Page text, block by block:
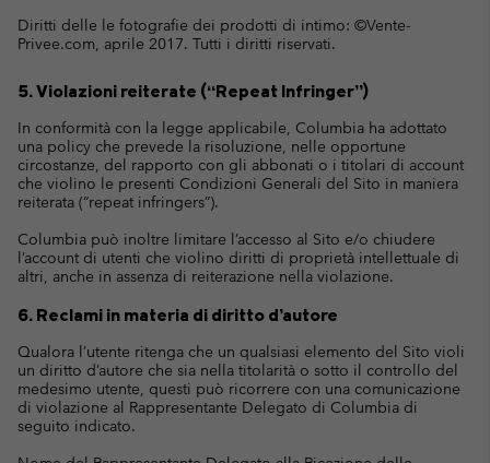
Diritti delle le fotografie dei prodotti di intimo: ©Vente-
Privee.com, aprile 2017. Tutti i diritti riservati.
5. Violazioni reiterate (“Repeat Infringer”)
In conformità con la legge applicabile, Columbia ha adottato
una policy che prevede la risoluzione, nelle opportune
circostanze, del rapporto con gli abbonati o i titolari di account
che violino le presenti Condizioni Generali del Sito in maniera
reiterata (“repeat infringers”).
Columbia può inoltre limitare l’accesso al Sito e/o chiudere
l’account di utenti che violino diritti di proprietà intellettuale di
altri, anche in assenza di reiterazione nella violazione.
6. Reclami in materia di diritto d’autore
Qualora l’utente ritenga che un qualsiasi elemento del Sito violi
un diritto d’autore che sia nella titolarità o sotto il controllo del
medesimo utente, questi può ricorrere con una comunicazione
di violazione al Rappresentante Delegato di Columbia di
seguito indicato.